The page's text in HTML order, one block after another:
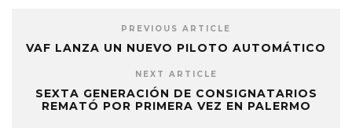
PREVIOUS ARTICLE
VAF LANZA UN NUEVO PILOTO AUTOMÁTICO
NEXT ARTICLE
SEXTA GENERACIÓN DE CONSIGNATARIOS
REMATÓ POR PRIMERA VEZ EN PALERMO